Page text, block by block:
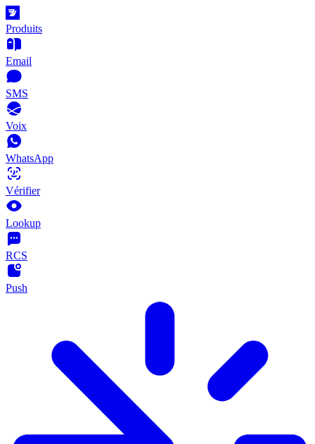
Produits
Email
SMS
Voix
WhatsApp
Vérifier
Lookup
RCS
Push